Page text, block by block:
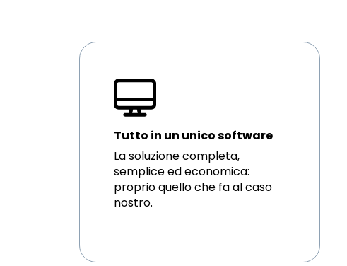
Tutto in un unico software
La soluzione completa,
semplice ed economica:
proprio quello che fa al caso
nostro.